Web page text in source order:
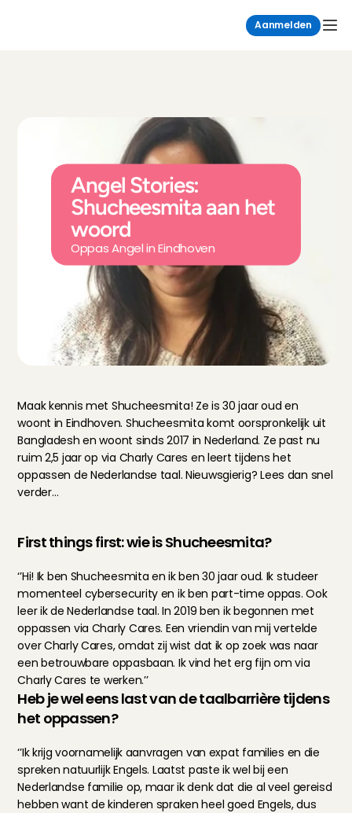
Aanmelden
Angel Stories:
Shucheesmita aan het
woord
Oppas Angel in Eindhoven
Maak kennis met Shucheesmita! Ze is 30 jaar oud en
woont in Eindhoven. Shucheesmita komt oorspronkelijk uit
Bangladesh en woont sinds 2017 in Nederland. Ze past nu
ruim 2,5 jaar op via Charly Cares en leert tijdens het
oppassen de Nederlandse taal. Nieuwsgierig? Lees dan snel
verder…
First things first: wie is Shucheesmita?
‘’Hi! Ik ben Shucheesmita en ik ben 30 jaar oud. Ik studeer
momenteel cybersecurity en ik ben part-time oppas. Ook
leer ik de Nederlandse taal. In 2019 ben ik begonnen met
oppassen via Charly Cares. Een vriendin van mij vertelde
over Charly Cares, omdat zij wist dat ik op zoek was naar
een betrouwbare oppasbaan. Ik vind het erg fijn om via
Charly Cares te werken.’’
Heb je wel eens last van de taalbarrière tijdens
het oppassen?
‘’Ik krijg voornamelijk aanvragen van expat families en die
spreken natuurlijk Engels. Laatst paste ik wel bij een
Nederlandse familie op, maar ik denk dat die al veel gereisd
hebben want de kinderen spraken heel goed Engels, dus